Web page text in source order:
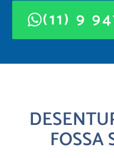
(11) 9
FOSSA